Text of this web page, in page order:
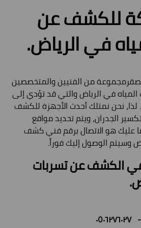
للكشف عن
في الرياض.
من الفنيين والمتخصصين
في الرياض والتي قد تؤدي إلى
لذا، نحن نمتلك أحدث الأجهزة للكشف
الجدران، ويتم تحديد مواقع
عليك هو الاتصال برقم فني كشف
وسيتم الوصول إليك فوراً.
الكشف عن تسربات
٠٥٠٦٢٧٦٠٢٧